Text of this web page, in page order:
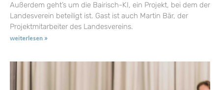
Außerdem geht’s um die Bairisch-KI, ein Projekt, bei dem der
Landesverein beteiligt ist. Gast ist auch Martin Bär, der
Projektmitarbeiter des Landesvereins.
weiterlesen »